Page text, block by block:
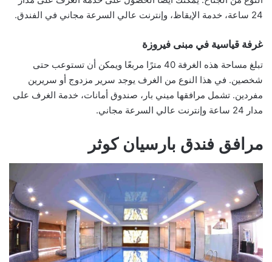
24 ساعة، خدمة الإيقاظ، وإنترنت عالي السرعة مجاني في الفندق.
غرفة قياسية في مبنى فيروزة
تبلغ مساحة هذه الغرفة 40 مترًا مربعًا ويمكن أن تستوعب حتى
شخصين. في هذا النوع من الغرف يوجد سرير مزدوج أو سريرين
مفردين. تشمل مرافقها ميني بار، صندوق أمانات، خدمة الغرف على
مدار 24 ساعة وإنترنت عالي السرعة مجاني.
مرافق فندق بارسيان كوثر